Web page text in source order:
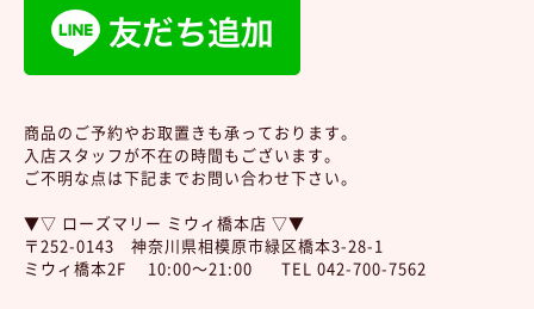
商品のご予約やお取置きも承っております。
入店スタッフが不在の時間もございます。
ご不明な点は下記までお問い合わせ下さい。
▼▽ ローズマリー ミウィ橋本店 ▽▼
〒252-0143 神奈川県相模原市緑区橋本3-28-1
ミウィ橋本2F 10:00～21:00 TEL 042-700-7562